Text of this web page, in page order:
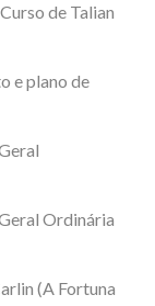
de Talian
e plano de
Ordinária
(A Fortuna